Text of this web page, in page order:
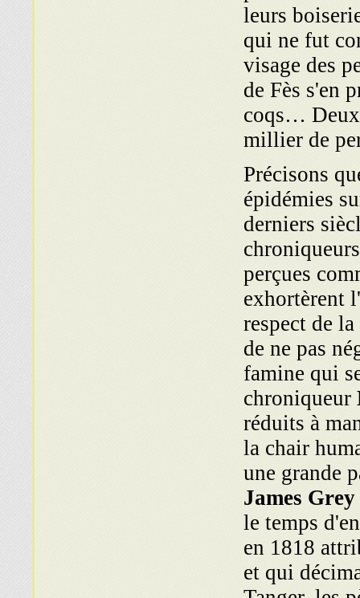
leurs
qui ne fut
visage des
de Fès s'en
coqs… Deux
millier de
Précisons
épidémies
derniers
perçues
exhortèrent
respect de
de ne pas
famine qui
chroniqueur
réduits à
la chair
une grande
James
le temps
en 1818
et qui